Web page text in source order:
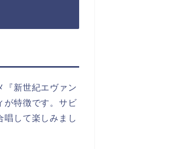
『新世紀エヴァン
が特徴です。サビ
唱して楽しみまし